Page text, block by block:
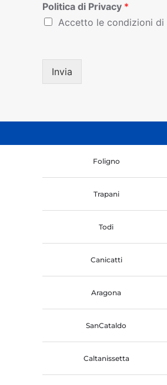
Politica di Privacy *
Accetto le condizioni di
Invia
Foligno
Trapani
Todi
Canicatti
Aragona
SanCataldo
Caltanissetta